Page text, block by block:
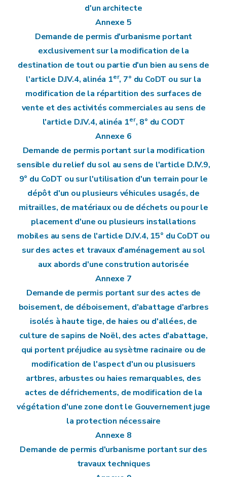
d'un architecte
Annexe 5
Demande de permis d'urbanisme portant
exclusivement sur la modification de la
destination de tout ou partie d'un bien au sens de
l'article D.IV.4, alinéa 1er, 7° du CoDT ou sur la
modification de la répartition des surfaces de
vente et des activités commerciales au sens de
l'article D.IV.4, alinéa 1er, 8° du CODT
Annexe 6
Demande de permis portant sur la modification
sensible du relief du sol au sens de l'article D.IV.9,
9° du CoDT ou sur l'utilisation d'un terrain pour le
dépôt d'un ou plusieurs véhicules usagés, de
mitrailles, de matériaux ou de déchets ou pour le
placement d'une ou plusieurs installations
mobiles au sens de l'article D.IV.4, 15° du CoDT ou
sur des actes et travaux d'aménagement au sol
aux abords d'une constrution autorisée
Annexe 7
Demande de permis portant sur des actes de
boisement, de déboisement, d'abattage d'arbres
isolés à haute tige, de haies ou d'allées, de
culture de sapins de Noël, des actes d'abattage,
qui portent préjudice au sysètme racinaire ou de
modification de l'aspect d'un ou plusisuers
artbres, arbustes ou haies remarquables, des
actes de défrichements, de modification de la
végétation d'une zone dont le Gouvernement juge
la protection nécessaire
Annexe 8
Demande de permis d'urbanisme portant sur des
travaux techniques